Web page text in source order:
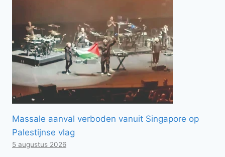
Massale aanval verboden vanuit Singapore op
Palestijnse vlag
5 augustus 2026